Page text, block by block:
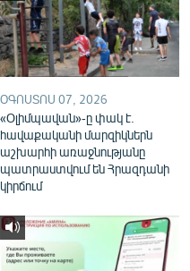
ՕԳՈՍՏՈՍ 07, 2026
«Օլիմպավան»-ը փակ է.
հավաքականի մարզիկներն
աշխարհի առաջնությանը
պատրաստվում են Հրազդանի
կիրճում